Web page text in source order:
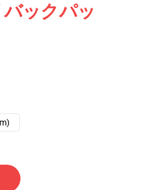
バックパッ